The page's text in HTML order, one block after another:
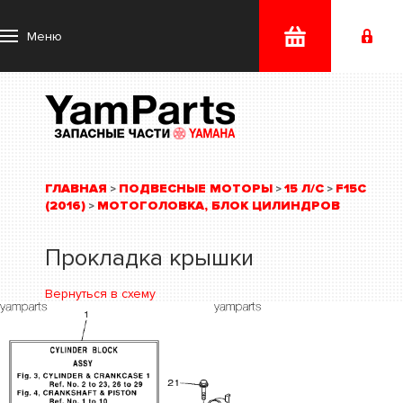
Меню
ГЛАВНАЯ > ПОДВЕСНЫЕ МОТОРЫ > 15 Л/С > F15C
(2016) > МОТОГОЛОВКА, БЛОК ЦИЛИНДРОВ
Прокладка крышки
Вернуться в схему